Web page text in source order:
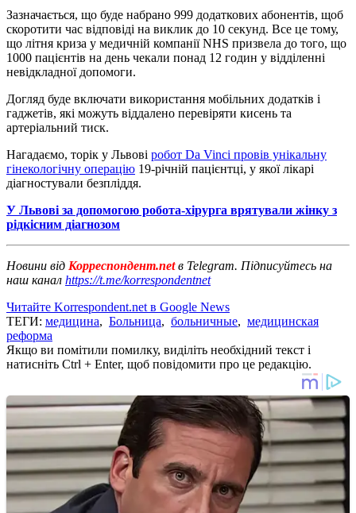
Зазначається, що буде набрано 999 додаткових абонентів, щоб
скоротити час відповіді на виклик до 10 секунд. Все це тому,
що літня криза у медичній компанії NHS призвела до того, що
1000 пацієнтів на день чекали понад 12 годин у відділенні
невідкладної допомоги.
Догляд буде включати використання мобільних додатків і
гаджетів, які можуть віддалено перевіряти кисень та
артеріальний тиск.
Нагадаємо, торік у Львові робот Da Vinci провів унікальну
гінекологічну операцію 19-річній пацієнтці, у якої лікарі
діагностували безпліддя.
У Львові за допомогою робота-хірурга врятували жінку з
рідкісним діагнозом
Новини від Корреспондент.netв Telegram. Підписуйтесь на
наш канал https://t.me/korrespondentnet
Читайте Korrespondent.net в Google News
ТЕГИ: медицина, Больница, больничные, медицинская
реформа
Якщо ви помітили помилку, виділіть необхідний текст і
натисніть Ctrl + Enter, щоб повідомити про це редакцію.